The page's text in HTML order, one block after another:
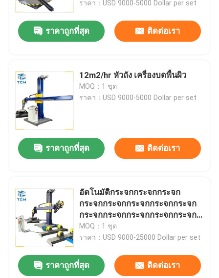
ราคา：USD 9000-5000 Dollar per set
ราคาถูกที่สุด ติดต่อเรา
12m2/hr หัวถัง เครื่องบดพื้นผิว
MOQ：1 ชุด
ราคา：USD 9000-5000 Dollar per set
ราคาถูกที่สุด ติดต่อเรา
อัตโนมัติกระจกกระจกกระจก
กระจกกระจกกระจกกระจกกระจก
กระจกกระจกกระจกกระจกกระจก
กระจก
MOQ：1 ชุด
ราคา：USD 9000-25000 Dollar per set
ราคาถูกที่สุด ติดต่อเรา